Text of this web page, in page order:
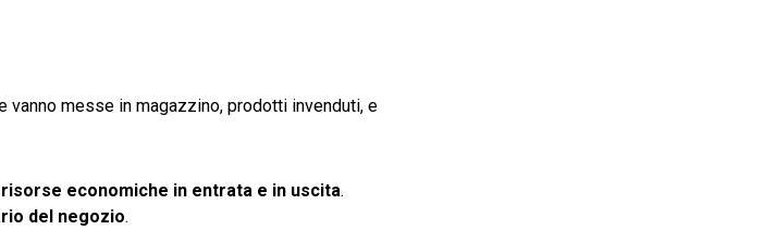
vanno messe in magazzino, prodotti invenduti, e
economiche in entrata e in uscita.
del negozio.